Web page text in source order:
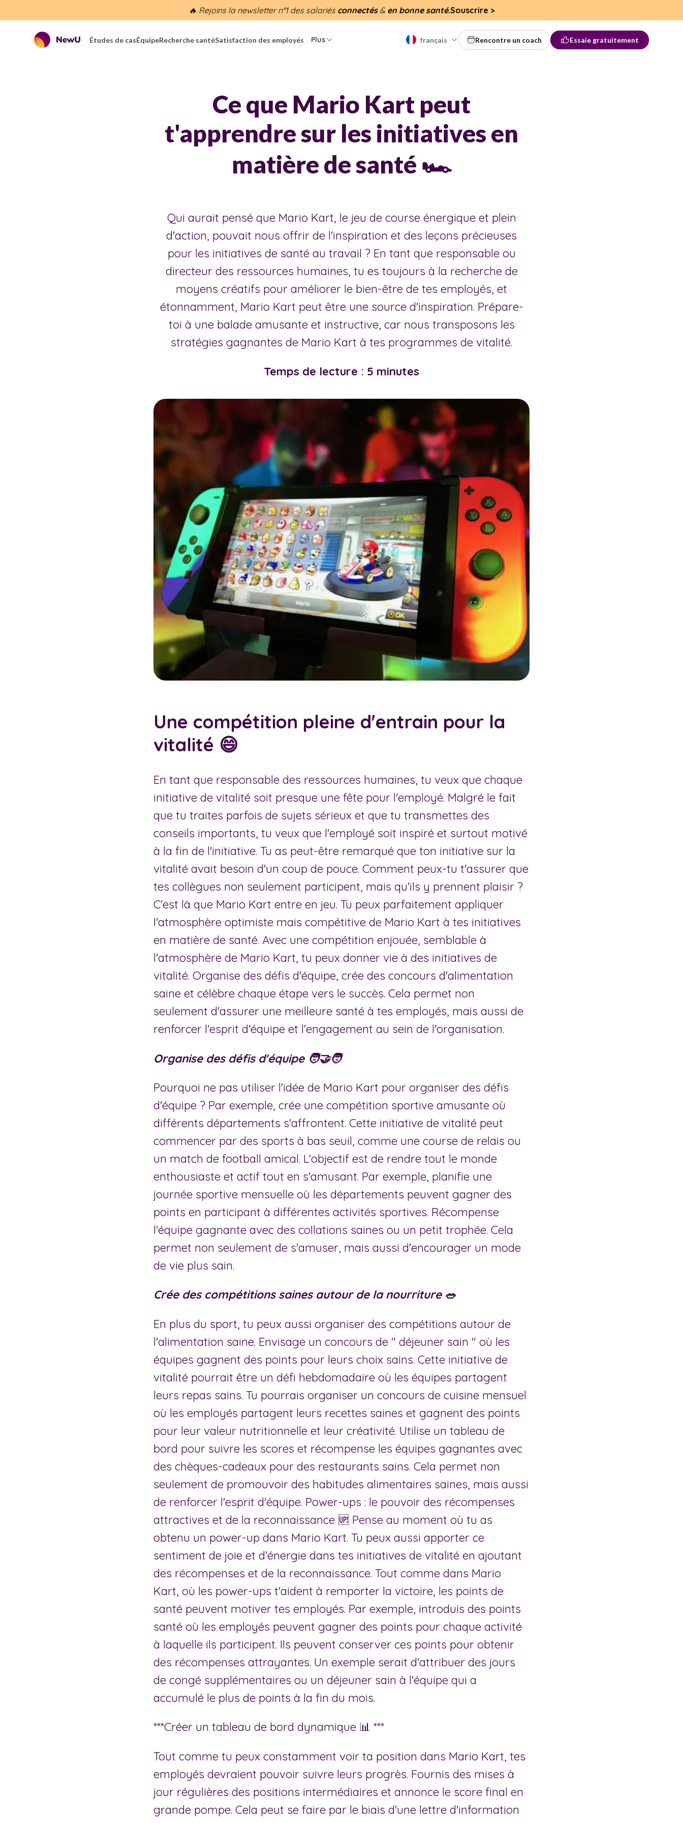
🔥 Rejoins la newsletter n°1 des salariés connectés& en bonne santé.Souscrire >
Études de casÉquipeRecherche santéSatisfaction des employés Plus français Rencontre un coach Essaie gratuitement
Ce que Mario Kart peut
t'apprendre sur les initiatives en
matière de santé 🏎️
Qui aurait pensé que Mario Kart, le jeu de course énergique et plein
d'action, pouvait nous offrir de l'inspiration et des leçons précieuses
pour les initiatives de santé au travail ? En tant que responsable ou
directeur des ressources humaines, tu es toujours à la recherche de
moyens créatifs pour améliorer le bien-être de tes employés, et
étonnamment, Mario Kart peut être une source d'inspiration. Prépare-
toi à une balade amusante et instructive, car nous transposons les
stratégies gagnantes de Mario Kart à tes programmes de vitalité.
Temps de lecture : 5 minutes
Une compétition pleine d'entrain pour la
vitalité 😄
En tant que responsable des ressources humaines, tu veux que chaque
initiative de vitalité soit presque une fête pour l'employé. Malgré le fait
que tu traites parfois de sujets sérieux et que tu transmettes des
conseils importants, tu veux que l'employé soit inspiré et surtout motivé
à la fin de l'initiative. Tu as peut-être remarqué que ton initiative sur la
vitalité avait besoin d'un coup de pouce. Comment peux-tu t'assurer que
tes collègues non seulement participent, mais qu'ils y prennent plaisir ?
C'est là que Mario Kart entre en jeu. Tu peux parfaitement appliquer
l'atmosphère optimiste mais compétitive de Mario Kart à tes initiatives
en matière de santé. Avec une compétition enjouée, semblable à
l'atmosphère de Mario Kart, tu peux donner vie à des initiatives de
vitalité. Organise des défis d'équipe, crée des concours d'alimentation
saine et célèbre chaque étape vers le succès. Cela permet non
seulement d'assurer une meilleure santé à tes employés, mais aussi de
renforcer l'esprit d'équipe et l'engagement au sein de l'organisation.
Organise des défis d'équipe 🧑‍🤝‍🧑
Pourquoi ne pas utiliser l'idée de Mario Kart pour organiser des défis
d'équipe ? Par exemple, crée une compétition sportive amusante où
différents départements s'affrontent. Cette initiative de vitalité peut
commencer par des sports à bas seuil, comme une course de relais ou
un match de football amical. L'objectif est de rendre tout le monde
enthousiaste et actif tout en s'amusant. Par exemple, planifie une
journée sportive mensuelle où les départements peuvent gagner des
points en participant à différentes activités sportives. Récompense
l'équipe gagnante avec des collations saines ou un petit trophée. Cela
permet non seulement de s'amuser, mais aussi d'encourager un mode
de vie plus sain.
Crée des compétitions saines autour de la nourriture 🥗
En plus du sport, tu peux aussi organiser des compétitions autour de
l'alimentation saine. Envisage un concours de " déjeuner sain " où les
équipes gagnent des points pour leurs choix sains. Cette initiative de
vitalité pourrait être un défi hebdomadaire où les équipes partagent
leurs repas sains. Tu pourrais organiser un concours de cuisine mensuel
où les employés partagent leurs recettes saines et gagnent des points
pour leur valeur nutritionnelle et leur créativité. Utilise un tableau de
bord pour suivre les scores et récompense les équipes gagnantes avec
des chèques-cadeaux pour des restaurants sains. Cela permet non
seulement de promouvoir des habitudes alimentaires saines, mais aussi
de renforcer l'esprit d'équipe. Power-ups : le pouvoir des récompenses
attractives et de la reconnaissance 🆙 Pense au moment où tu as
obtenu un power-up dans Mario Kart. Tu peux aussi apporter ce
sentiment de joie et d'énergie dans tes initiatives de vitalité en ajoutant
des récompenses et de la reconnaissance. Tout comme dans Mario
Kart, où les power-ups t'aident à remporter la victoire, les points de
santé peuvent motiver tes employés. Par exemple, introduis des points
santé où les employés peuvent gagner des points pour chaque activité
à laquelle ils participent. Ils peuvent conserver ces points pour obtenir
des récompenses attrayantes. Un exemple serait d'attribuer des jours
de congé supplémentaires ou un déjeuner sain à l'équipe qui a
accumulé le plus de points à la fin du mois.
***Créer un tableau de bord dynamique 📊 ***
Tout comme tu peux constamment voir ta position dans Mario Kart, tes
employés devraient pouvoir suivre leurs progrès. Fournis des mises à
jour régulières des positions intermédiaires et annonce le score final en
grande pompe. Cela peut se faire par le biais d'une lettre d'information